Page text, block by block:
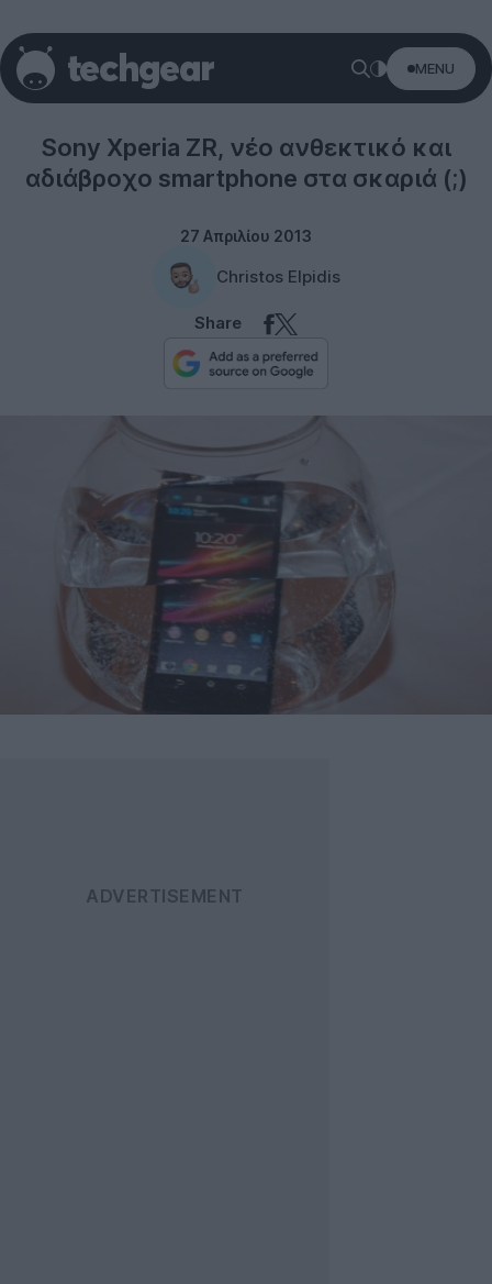
MENU
Sony Xperia ZR, νέο ανθεκτικό και
αδιάβροχο smartphone στα σκαριά (;)
27 Απριλίου 2013
Christos Elpidis
Share